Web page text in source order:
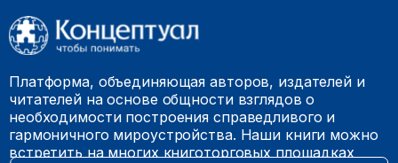
Платформа, объединяющая авторов, издателей и
читателей на основе общности взглядов о
необходимости построения справедливого и
гармоничного мироустройства. Наши книги можно
встретить на многих книготорговых площадках